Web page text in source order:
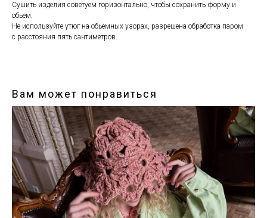
Сушить изделия советуем горизонтально, чтобы сохранить форму и
обьем.
Не используйте утюг на обьемных узорах, разрешена обработка паром
с расстояния пять сантиметров.
Вам может понравиться